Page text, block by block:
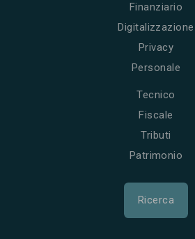
Finanziario
Digitalizzazione
Privacy
Personale
Tecnico
Fiscale
Tributi
Patrimonio
Ricerca